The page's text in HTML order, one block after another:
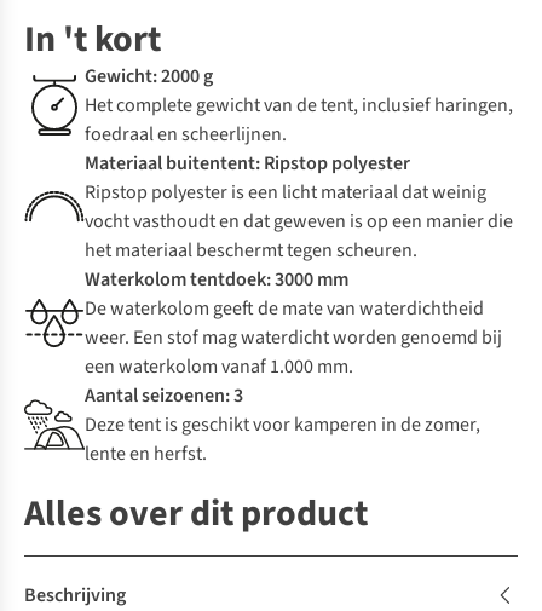
In 't kort
Gewicht: 2000 g
Het complete gewicht van de tent, inclusief haringen,
foedraal en scheerlijnen.
Materiaal buitentent: Ripstop polyester
Ripstop polyester is een licht materiaal dat weinig
vocht vasthoudt en dat geweven is op een manier die
het materiaal beschermt tegen scheuren.
Waterkolom tentdoek: 3000 mm
De waterkolom geeft de mate van waterdichtheid
weer. Een stof mag waterdicht worden genoemd bij
een waterkolom vanaf 1.000 mm.
Aantal seizoenen: 3
Deze tent is geschikt voor kamperen in de zomer,
lente en herfst.
Alles over dit product
Beschrijving